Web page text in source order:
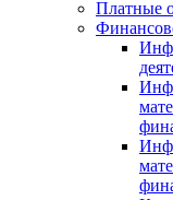
Платные